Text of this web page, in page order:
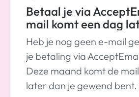
Betaal je via
mail komt een dag
Heb je nog geen e-mail
je betaling via
Deze maand komt de
later dan je gewend